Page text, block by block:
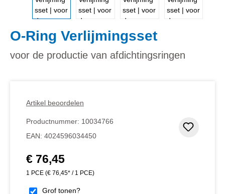
O-Ring Verlijmingsset
voor de productie van afdichtingsringen
Artikel beoordelen
Productnummer: 10034766
EAN: 4024596034450
Normale prijs:
€ 76,45
1 PCE (€ 76,45* / 1 PCE)
Grof tonen?